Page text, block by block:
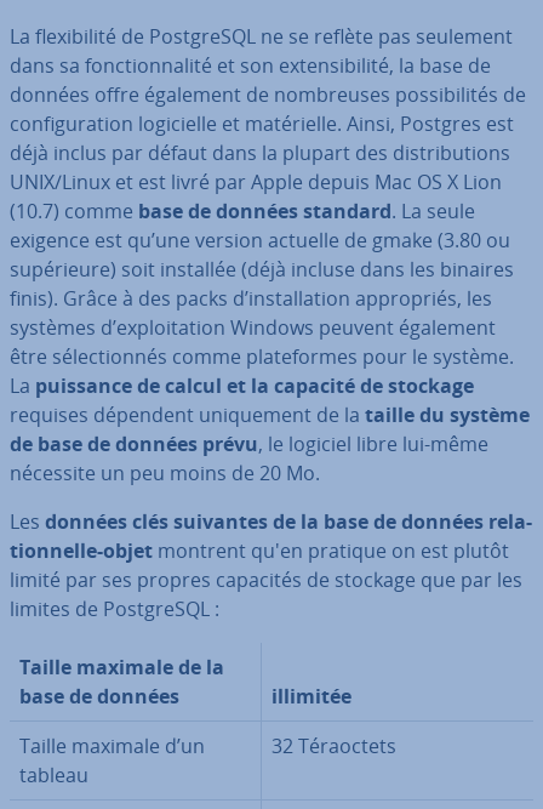
La flexi­bi­lité de Post­greSQL ne se reflète pas seulement
dans sa fonc­tion­na­lité et son ex­ten­si­bi­lité, la base de
données offre également de nom­breuses pos­si­bi­li­tés de
con­fi­gu­ra­tion lo­gi­cielle et ma­té­rielle. Ainsi, Postgres est
déjà inclus par défaut dans la plupart des dis­tri­bu­tions
UNIX/Linux et est livré par Apple depuis Mac OS X Lion
(10.7) comme base de données standard. La seule
exigence est qu’une version actuelle de gmake (3.80 ou
su­pé­rieure) soit installée (déjà incluse dans les binaires
finis). Grâce à des packs d’ins­tal­la­tion ap­pro­priés, les
systèmes d’ex­ploi­ta­tion Windows peuvent également
être sé­lec­tion­nés comme pla­te­formes pour le système.
La puissance de calcul et la capacité de stockage
requises dépendent uni­que­ment de la taille du système
de base de données prévu, le logiciel libre lui-même
nécessite un peu moins de 20 Mo.
Les données clés suivantes de la base de données re­la­
tion­nelle-objet montrent qu'en pratique on est plutôt
limité par ses propres capacités de stockage que par les
limites de Post­greSQL :
Taille maximale de la
base de données
illimitée
Taille maximale d’un
tableau
32 Té­raoc­tets